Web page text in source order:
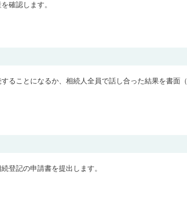
確認します。
ることになるか、相続人全員で話し合った結果を書面
登記の申請書を提出します。